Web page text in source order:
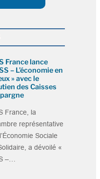
France lance
– L’économie en
» avec le
des Caisses
France, la
représentative
Sociale
a dévoilé «
–…